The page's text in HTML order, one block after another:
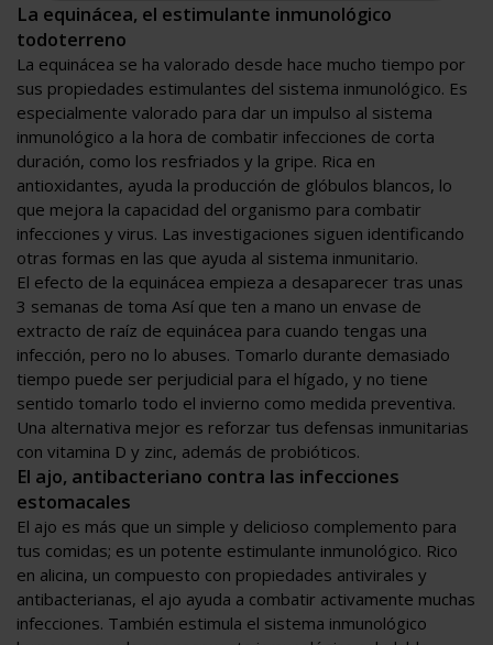
La equinácea, el estimulante inmunológico
todoterreno
La equinácea se ha valorado desde hace mucho tiempo por
sus propiedades estimulantes del sistema inmunológico. Es
especialmente valorado para dar un impulso al sistema
inmunológico a la hora de combatir infecciones de corta
duración, como los resfriados y la gripe. Rica en
antioxidantes, ayuda la producción de glóbulos blancos, lo
que mejora la capacidad del organismo para combatir
infecciones y virus. Las investigaciones siguen identificando
otras formas en las que ayuda al sistema inmunitario.
El efecto de la equinácea empieza a desaparecer tras unas
3 semanas de toma Así que ten a mano un envase de
extracto de raíz de equinácea para cuando tengas una
infección, pero no lo abuses. Tomarlo durante demasiado
tiempo puede ser perjudicial para el hígado, y no tiene
sentido tomarlo todo el invierno como medida preventiva.
Una alternativa mejor es reforzar tus defensas inmunitarias
con vitamina D y zinc, además de probióticos.
El ajo, antibacteriano contra las infecciones
estomacales
El ajo es más que un simple y delicioso complemento para
tus comidas; es un potente estimulante inmunológico. Rico
en alicina, un compuesto con propiedades antivirales y
antibacterianas, el ajo ayuda a combatir activamente muchas
infecciones. También estimula el sistema inmunológico